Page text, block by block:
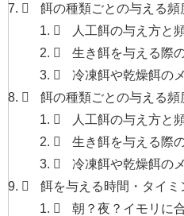
餌の種類ごとの与える頻
人工餌の与え方と
生き餌を与える際
冷凍餌や乾燥餌の
餌の種類ごとの与える頻
人工餌の与え方と
生き餌を与える際
冷凍餌や乾燥餌の
餌を与える時間・タイミ
朝？夜？イモリに